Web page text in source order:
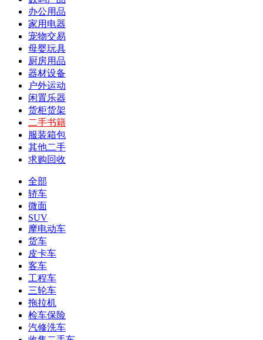
办公用品
家用电器
宠物交易
母婴玩具
厨房用品
器材设备
户外运动
闲置乐器
货柜货架
二手书籍
服装箱包
其他二手
求购回收
全部
轿车
微面
SUV
摩电动车
货车
皮卡车
客车
工程车
三轮车
拖拉机
检车保险
汽修洗车